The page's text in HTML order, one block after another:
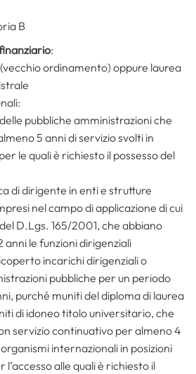
B
:
ordinamento) oppure laurea
pubbliche amministrazioni che
5 anni di servizio svolti in
le quali è richiesto il possesso del
di dirigente in enti e strutture
nel campo di applicazione di cui
D.Lgs. 165/2001, che abbiano
le funzioni dirigenziali
incarichi dirigenziali o
pubbliche per un periodo
purché muniti del diploma di laurea
di idoneo titolo universitario, che
servizio continuativo per almeno 4
internazionali in posizioni
l’accesso alle quali è richiesto il